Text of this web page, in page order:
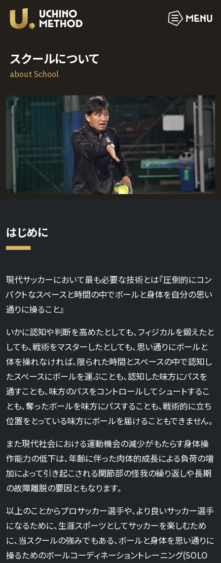
スクールについて
about School
はじめに
現代サッカーにおいて最も必要な技術とは『圧倒的にコン
パクトなスペースと時間の中でボールと身体を自分の思い
通りに操ること』
いかに認知や判断を高めたとしても、フィジカルを鍛えたと
しても、戦術をマスターしたとしても、思い通りにボールと
体を操れなければ、限られた時間とスペースの中で認知し
たスペースにボールを運ぶことも、認知した味方にパスを
通すことも、味方のパスをコントロールしてシュートするこ
とも、奪ったボールを味方にパスすることも、戦術的に立ち
位置をとっている味方にボールを届けることもできません。
また現代社会における運動機会の減少がもたらす身体操
作能力の低下は、年齢に伴った肉体的成長による負荷の増
加によって引き起こされる関節部の怪我の繰り返しや長期
の故障離脱の要因ともなります。
以上のことからプロサッカー選手や、より良いサッカー選手
になるために、生涯スポーツとしてサッカーを楽しむため
に、当スクールの強みでもある、ボールと身体を思い通りに
操るためのボールコーディネーショントレーニング(SOLO